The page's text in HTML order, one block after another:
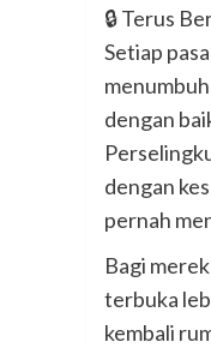
🔒 Terus
Setiap
dengan
dengan
pernah
Bagi
terbuka
kembali